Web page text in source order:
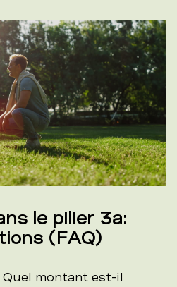
le pilier 3a:
(FAQ)
montant est-il